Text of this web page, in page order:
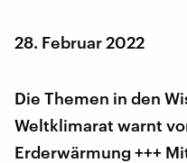
28. Februar 2022
Die Themen in den
Weltklimarat warnt
Erderwärmung +++